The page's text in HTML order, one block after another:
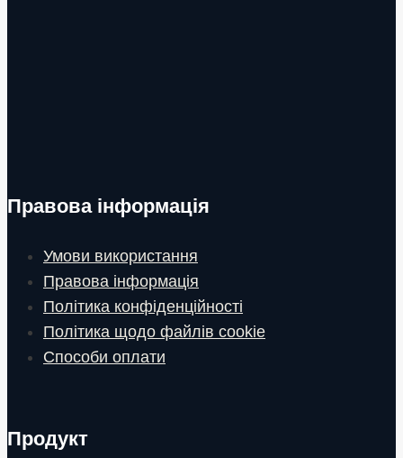
Правова інформація
Умови використання
Правова інформація
Політика конфіденційності
Політика щодо файлів cookie
Способи оплати
Продукт